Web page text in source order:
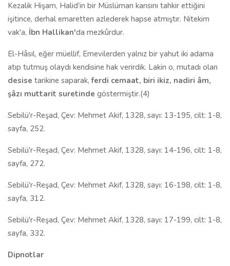
Kezalik Hişam, Halid'in bir Müslüman karısını tahkir ettiğini
işitince, derhal emaretten azlederek hapse atmıştır. Nitekim
vak'a, İbn Hallikan'da mezkûrdur.
El-Hâsıl, eğer müellif, Emevilerden yalnız bir yahut iki adama
atıp tutmuş olaydı kendisine hak verirdik. Lakin o, mutadı olan
desise tarikine saparak,ferdi cemaat, biri ikiz, nadiri âm,
şâzı muttarit suretinde göstermiştir.(4)
Sebilü'r-Reşad, Çev: Mehmet Akif, 1328, sayı: 13-195, cilt: 1-8,
sayfa, 252.
Sebilü'r-Reşad, Çev: Mehmet Akif, 1328, sayı: 14-196, cilt: 1-8,
sayfa, 272.
Sebilü'r-Reşad, Çev: Mehmet Akif, 1328, sayı: 16-198, cilt: 1-8,
sayfa, 312.
Sebilü'r-Reşad, Çev: Mehmet Akif, 1328, sayı: 17-199, cilt: 1-8,
sayfa, 332.
Dipnotlar